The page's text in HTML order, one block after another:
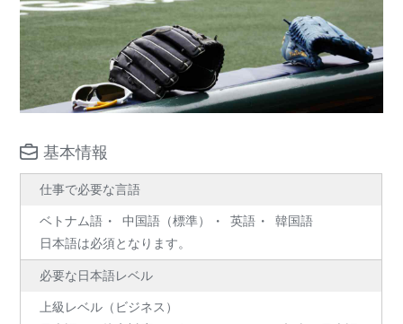
基本情報
仕事で必要な言語
ベトナム語 中国語（標準） 英語
韓国語
日本語は必須となります。
必要な日本語レベル
上級レベル（ビジネス）